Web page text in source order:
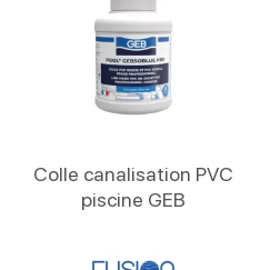
Colle canalisation PVC
piscine GEB